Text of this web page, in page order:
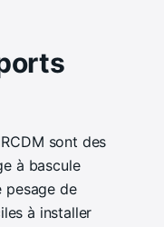
sont des
à bascule
pesage de
à installer